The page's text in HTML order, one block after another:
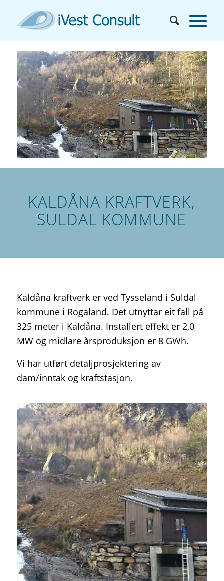
KALDÅNA KRAFTVERK,
SULDAL KOMMUNE
Kaldåna kraftverk er ved Tysseland i Suldal
kommune i Rogaland. Det utnyttar eit fall på
325 meter i Kaldåna. Installert effekt er 2,0
MW og midlare årsproduksjon er 8 GWh.
Vi har utført detaljprosjektering av
dam/inntak og kraftstasjon.